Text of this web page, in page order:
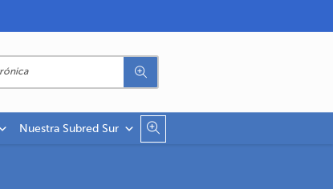
Nuestra Subred Sur